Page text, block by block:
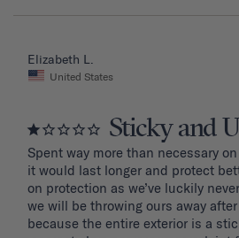
Elizabeth L.
United States
Sticky and
Spent way more than necessary
it would last longer and protect
on protection as we’ve luckily
we will be throwing ours away
because the entire exterior is a